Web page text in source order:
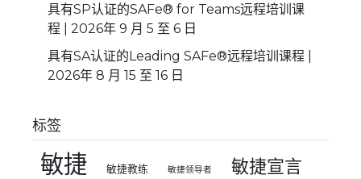
具有SP认证的SAFe® for Teams远程培训课
程 | 2026年 9 月 5 至 6 日
具有SA认证的Leading SAFe®远程培训课程 |
2026年 8 月 15 至 16 日
标签
敏捷 敏捷教练 敏捷领导者 敏捷宣言